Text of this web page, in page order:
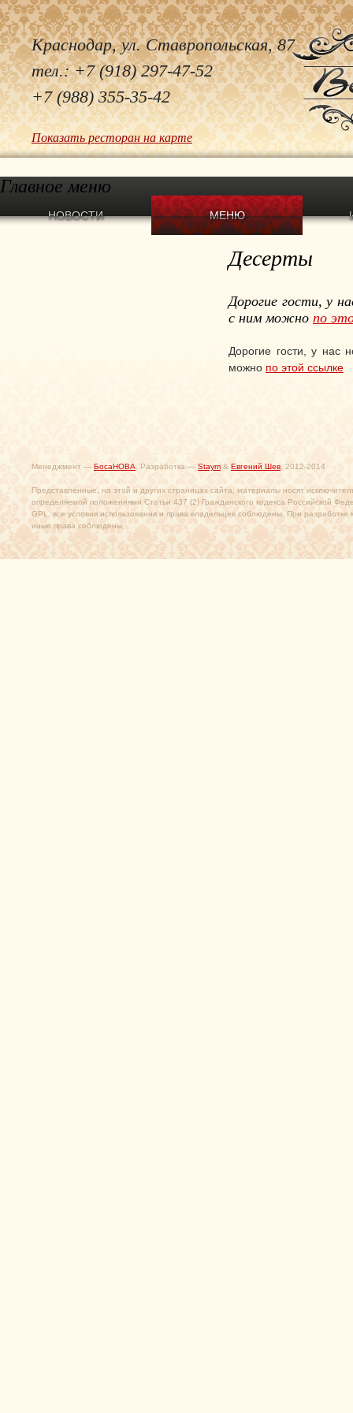
Краснодар, ул. Ставропольская, 87
тел.: +7 (918) 297-47-52
+7 (988) 355-35-42
Показать ресторан на карте
Главное меню
НОВОСТИ МЕНЮ
Десерты
Дорогие гости, у
с ним можно по
Дорогие гости, у нас
можно по этой ссылке
Менеджмент — БосаНОВА . Разработка — Staym & Евгений Шев , 2012-2014
Представленные, на этой и других страницах сайта, материалы носят
определяемой положениями Статьи 437 (2) Гражданского кодекса Российской
GPL, все условия использования и права владельцев соблюдены. При
иные права соблюдены.